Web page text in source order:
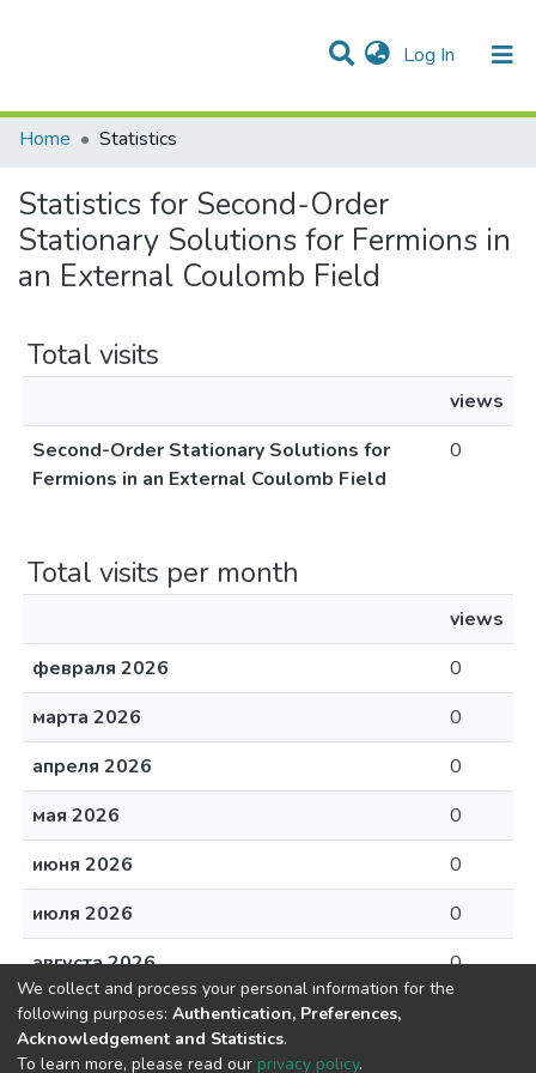
Log In(current)
Home
Statistics
Statistics for Second-Order
Stationary Solutions for Fermions in
views
views
февраля 2026
0
марта 2026
0
апреля 2026
0
мая 2026
0
июня 2026
0
июля 2026
0
августа 2026
We collect and process your personal information for the
following purposes: Authentication, Preferences,
Acknowledgement and Statistics.
To learn more, please read our privacy policy.